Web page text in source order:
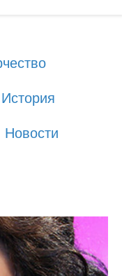
История
Новости